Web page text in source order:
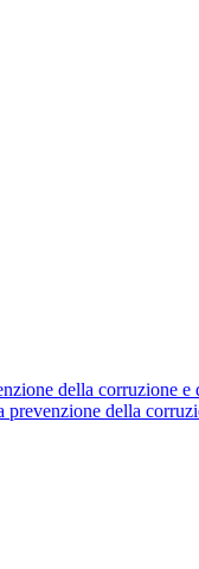
della corruzione e
prevenzione della